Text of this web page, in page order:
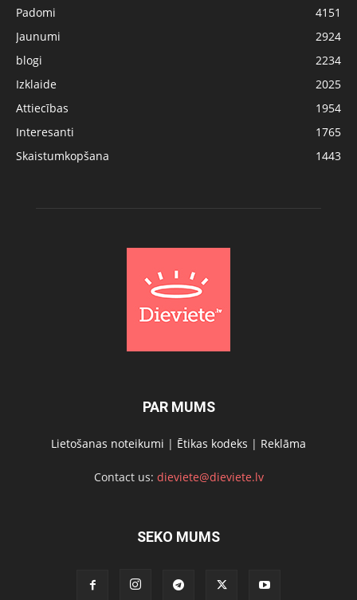
Padomi
4151
Jaunumi
2924
blogi
2234
Izklaide
2025
Attiecības
1954
Interesanti
1765
Skaistumkopšana
1443
PAR MUMS
Lietošanas noteikumi | Ētikas kodeks | Reklāma
Contact us: dieviete@dieviete.lv
SEKO MUMS